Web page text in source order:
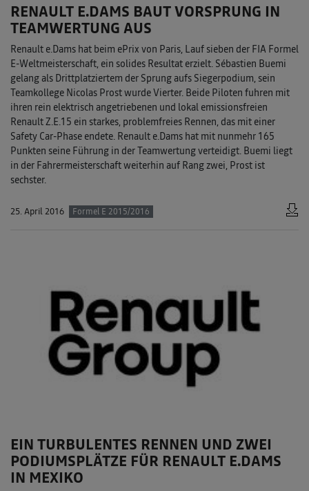
RENAULT E.DAMS BAUT VORSPRUNG IN
TEAMWERTUNG AUS
Renault e.Dams hat beim ePrix von Paris, Lauf sieben der FIA Formel
E-Weltmeisterschaft, ein solides Resultat erzielt. Sébastien Buemi
gelang als Drittplatziertem der Sprung aufs Siegerpodium, sein
Teamkollege Nicolas Prost wurde Vierter. Beide Piloten fuhren mit
ihren rein elektrisch angetriebenen und lokal emissionsfreien
Renault Z.E.15 ein starkes, problemfreies Rennen, das mit einer
Safety Car-Phase endete. Renault e.Dams hat mit nunmehr 165
Punkten seine Führung in der Teamwertung verteidigt. Buemi liegt
in der Fahrermeisterschaft weiterhin auf Rang zwei, Prost ist
sechster.
25. April 2016 Formel E 2015/2016
EIN TURBULENTES RENNEN UND ZWEI
PODIUMSPLÄTZE FÜR RENAULT E.DAMS
IN MEXIKO